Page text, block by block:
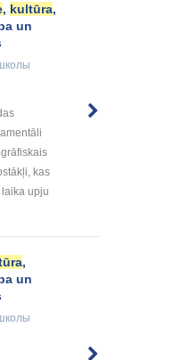
, kultūra,
un
kas
laika upju
,
un